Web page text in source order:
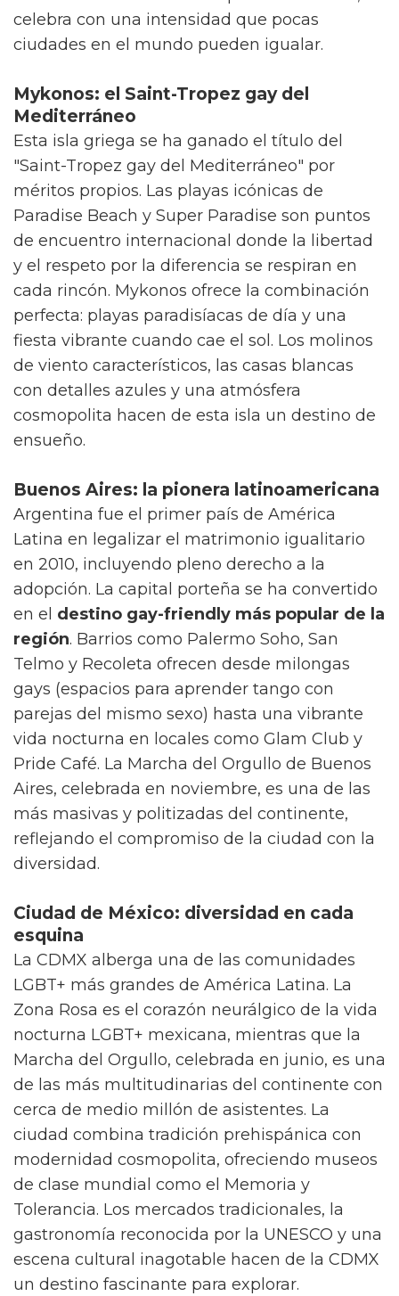
celebra con una intensidad que pocas
ciudades en el mundo pueden igualar.
Mykonos: el Saint-Tropez gay del
Mediterráneo
Esta isla griega se ha ganado el título del
"Saint-Tropez gay del Mediterráneo" por
méritos propios. Las playas icónicas de
Paradise Beach y Super Paradise son puntos
de encuentro internacional donde la libertad
y el respeto por la diferencia se respiran en
cada rincón. Mykonos ofrece la combinación
perfecta: playas paradisíacas de día y una
fiesta vibrante cuando cae el sol. Los molinos
de viento característicos, las casas blancas
con detalles azules y una atmósfera
cosmopolita hacen de esta isla un destino de
ensueño.
Buenos Aires: la pionera latinoamericana
Argentina fue el primer país de América
Latina en legalizar el matrimonio igualitario
en 2010, incluyendo pleno derecho a la
adopción. La capital porteña se ha convertido
en el destino gay-friendly más popular de la
región. Barrios como Palermo Soho, San
Telmo y Recoleta ofrecen desde milongas
gays (espacios para aprender tango con
parejas del mismo sexo) hasta una vibrante
vida nocturna en locales como Glam Club y
Pride Café. La Marcha del Orgullo de Buenos
Aires, celebrada en noviembre, es una de las
más masivas y politizadas del continente,
reflejando el compromiso de la ciudad con la
diversidad.
Ciudad de México: diversidad en cada
esquina
La CDMX alberga una de las comunidades
LGBT+ más grandes de América Latina. La
Zona Rosa es el corazón neurálgico de la vida
nocturna LGBT+ mexicana, mientras que la
Marcha del Orgullo, celebrada en junio, es una
de las más multitudinarias del continente con
cerca de medio millón de asistentes. La
ciudad combina tradición prehispánica con
modernidad cosmopolita, ofreciendo museos
de clase mundial como el Memoria y
Tolerancia. Los mercados tradicionales, la
gastronomía reconocida por la UNESCO y una
escena cultural inagotable hacen de la CDMX
un destino fascinante para explorar.